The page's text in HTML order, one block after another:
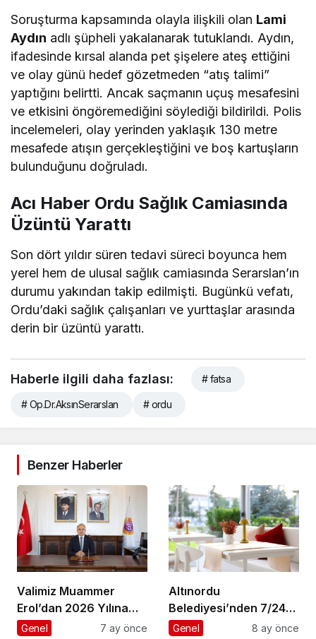
Soruşturma kapsamında olayla ilişkili olan Lami
Aydın adlı şüpheli yakalanarak tutuklandı. Aydın,
ifadesinde kırsal alanda pet şişelere ateş ettiğini
ve olay günü hedef gözetmeden “atış talimi”
yaptığını belirtti. Ancak saçmanın uçuş mesafesini
ve etkisini öngöremediğini söylediği bildirildi. Polis
incelemeleri, olay yerinden yaklaşık 130 metre
mesafede atışın gerçekleştiğini ve boş kartuşların
bulunduğunu doğruladı.
Acı Haber Ordu Sağlık Camiasında
Üzüntü Yarattı
Son dört yıldır süren tedavi süreci boyunca hem
yerel hem de ulusal sağlık camiasında Serarslan’ın
durumu yakından takip edilmişti. Bugünkü vefatı,
Ordu’daki sağlık çalışanları ve yurttaşlar arasında
derin bir üzüntü yarattı.
Haberle ilgili daha fazlası: # fatsa
# Op.Dr.AksınSerarslan # ordu
Benzer Haberler
Valimiz Muammer
Erol’dan 2026 Yılına
Anlamlı Yeni Yıl Mesajı
Genel 7 ay önce
Altınordu
Belediyesi’nden 7/24
Yaşayan Şehir Vizyonu
Genel 8 ay önce